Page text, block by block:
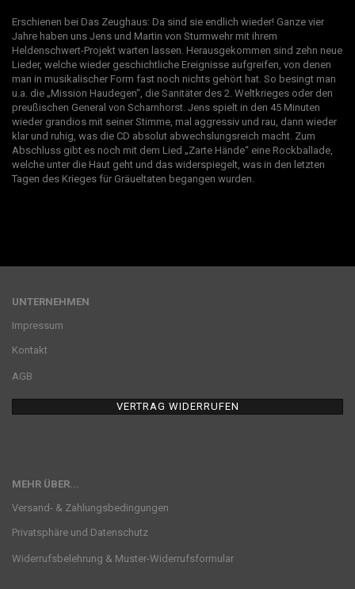
Erschienen bei Das Zeughaus: Da sind sie endlich wieder! Ganze vier
Jahre haben uns Jens und Martin von Sturmwehr mit ihrem
Heldenschwert-Projekt warten lassen. Herausgekommen sind zehn neue
Lieder, welche wieder geschichtliche Ereignisse aufgreifen, von denen
man in musikalischer Form fast noch nichts gehört hat. So besingt man
u.a. die „Mission Haudegen“, die Sanitäter des 2. Weltkrieges oder den
preußischen General von Scharnhorst. Jens spielt in den 45 Minuten
wieder grandios mit seiner Stimme, mal aggressiv und rau, dann wieder
klar und ruhig, was die CD absolut abwechslungsreich macht. Zum
Abschluss gibt es noch mit dem Lied „Zarte Hände“ eine Rockballade,
welche unter die Haut geht und das widerspiegelt, was in den letzten
Tagen des Krieges für Gräueltaten begangen wurden.
UNTERNEHMEN
Impressum
Kontakt
AGB
VERTRAG WIDERRUFEN
MEHR ÜBER...
Versand- & Zahlungsbedingungen
Privatsphäre und Datenschutz
Widerrufsbelehrung & Muster-Widerrufsformular